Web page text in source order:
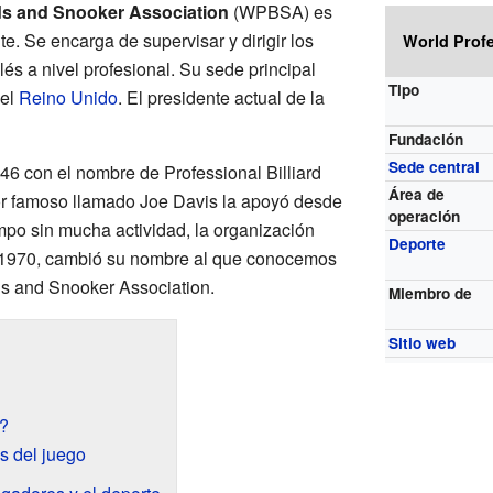
World
Tipo
Fundación
Sede central
Área de
operación
Deporte
Miembro de
Sitio web
and Snooker Association (WPBSA) es
Se encarga de supervisar y dirigir los
a nivel profesional. Su sede principal
Reino Unido. El presidente actual de la
con el nombre de Professional Billiard
llamado Joe Davis la apoyó desde
sin mucha actividad, la organización
cambió su nombre al que conocemos
and Snooker Association.
del juego